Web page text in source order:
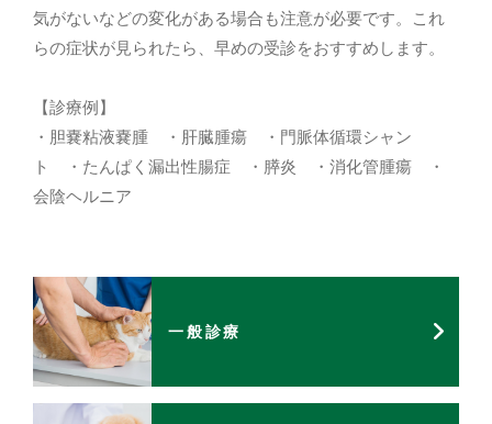
気がないなどの変化がある場合も注意が必要です。これ
らの症状が見られたら、早めの受診をおすすめします。
【診療例】
・胆嚢粘液嚢腫 ・肝臓腫瘍 ・門脈体循環シャン
ト ・たんぱく漏出性腸症 ・膵炎 ・消化管腫瘍 ・
会陰ヘルニア
一般診療